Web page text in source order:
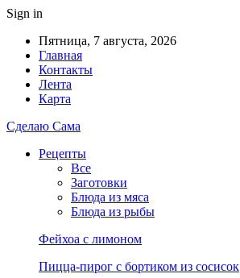
Sign in
Пятница, 7 августа, 2026
Главная
Контакты
Лента
Карта
Сделаю Сама
Рецепты
Все
Заготовки
Блюда из мяса
Блюда из рыбы
Фейхоа с лимоном
Пицца-пирог с бортиком из сосисок